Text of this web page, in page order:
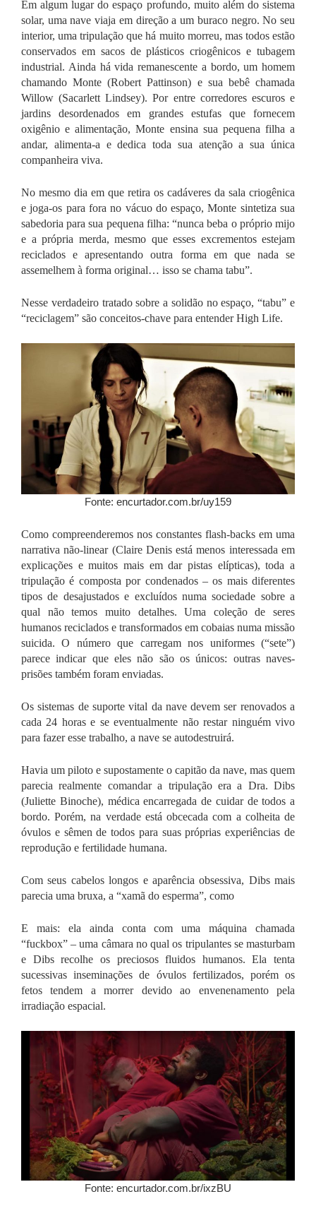
Em algum lugar do espaço profundo, muito além do sistema
solar, uma nave viaja em direção a um buraco negro. No seu
interior, uma tripulação que há muito morreu, mas todos estão
conservados em sacos de plásticos criogênicos e tubagem
industrial. Ainda há vida remanescente a bordo, um homem
chamando Monte (Robert Pattinson) e sua bebê chamada
Willow (Sacarlett Lindsey). Por entre corredores escuros e
jardins desordenados em grandes estufas que fornecem
oxigênio e alimentação, Monte ensina sua pequena filha a
andar, alimenta-a e dedica toda sua atenção a sua única
companheira viva.
No mesmo dia em que retira os cadáveres da sala criogênica
e joga-os para fora no vácuo do espaço, Monte sintetiza sua
sabedoria para sua pequena filha: “nunca beba o próprio mijo
e a própria merda, mesmo que esses excrementos estejam
reciclados e apresentando outra forma em que nada se
assemelhem à forma original… isso se chama tabu”.
Nesse verdadeiro tratado sobre a solidão no espaço, “tabu” e
“reciclagem” são conceitos-chave para entenderHigh Life.
Fonte: encurtador.com.br/uy159
Como compreenderemos nos constantes flash-backs em uma
narrativa não-linear (Claire Denis está menos interessada em
explicações e muitos mais em dar pistas elípticas), toda a
tripulação é composta por condenados – os mais diferentes
tipos de desajustados e excluídos numa sociedade sobre a
qual não temos muito detalhes. Uma coleção de seres
humanos reciclados e transformados em cobaias numa missão
suicida. O número que carregam nos uniformes (“sete”)
parece indicar que eles não são os únicos: outras naves-
prisões também foram enviadas.
Os sistemas de suporte vital da nave devem ser renovados a
cada 24 horas e se eventualmente não restar ninguém vivo
para fazer esse trabalho, a nave se autodestruirá.
Havia um piloto e supostamente o capitão da nave, mas quem
parecia realmente comandar a tripulação era a Dra. Dibs
(Juliette Binoche), médica encarregada de cuidar de todos a
bordo. Porém, na verdade está obcecada com a colheita de
óvulos e sêmen de todos para suas próprias experiências de
reprodução e fertilidade humana.
Com seus cabelos longos e aparência obsessiva, Dibs mais
parecia uma bruxa, a “xamã do esperma”, como
E mais: ela ainda conta com uma máquina chamada
“fuckbox” – uma câmara no qual os tripulantes se masturbam
e Dibs recolhe os preciosos fluidos humanos. Ela tenta
sucessivas inseminações de óvulos fertilizados, porém os
fetos tendem a morrer devido ao envenenamento pela
irradiação espacial.
Fonte: encurtador.com.br/ixzBU